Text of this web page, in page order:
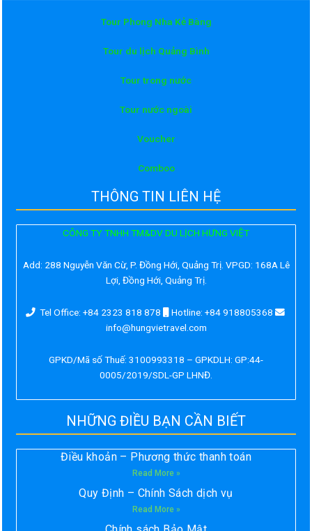
Tour Phong Nha Kẻ Bàng
Tour du lịch Quảng Bình
Tour trong nước
Tour nước ngoài
Voucher
Comboo
THÔNG TIN LIÊN HỆ
CÔNG TY TNHH TM&DV DU LỊCH HƯNG VIỆT
Add: 288 Nguyễn Văn Cừ, P. Đồng Hới, Quảng Trị. VPGD: 168A Lê
Lợi, Đồng Hới, Quảng Trị.
Tel Office: +84 2323 818 878
Hotline: +84 918805368
info@hungvietravel.com
GPKD/Mã số Thuế: 3100993318 – GPKDLH: GP:44-
0005/2019/SDL-GP LHNĐ.
NHỮNG ĐIỀU BẠN CẦN BIẾT
Điều khoản – Phương thức thanh toán
Read More »
Quy Định – Chính Sách dịch vụ
Read More »